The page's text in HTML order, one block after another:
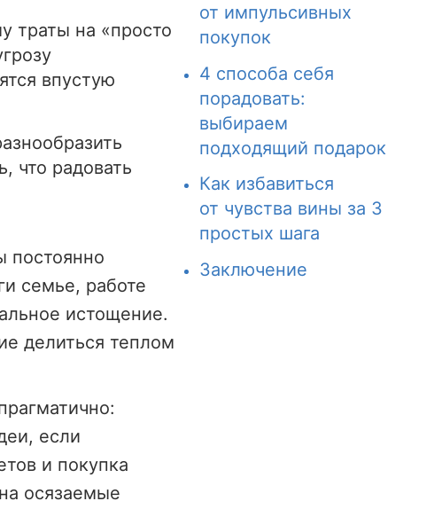
от импульсивных
покупок
4 способа себя
порадовать:
выбираем
подходящий подарок
Как избавиться
от чувства вины за 3
простых шага
Заключение
траты на «просто
впустую
что радовать
постоянно
семье, работе
истощение.
делиться теплом
если
и покупка
осязаемые